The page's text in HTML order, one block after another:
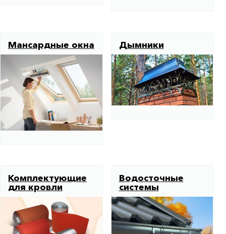
Мансардные окна Дымники
Комплектующие
для кровли
Водосточные
системы